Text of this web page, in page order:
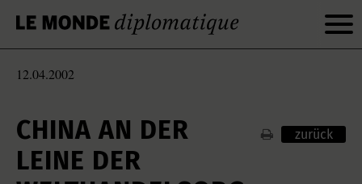
12.04.2002
CHINA AN DER
LEINE DER
zurück